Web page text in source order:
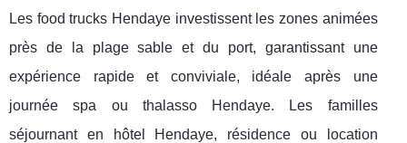
Les food trucks Hendaye investissent les zones animées
près de la plage sable et du port, garantissant une
expérience rapide et conviviale, idéale après une
journée spa ou thalasso Hendaye. Les familles
séjournant en hôtel Hendaye, résidence ou location